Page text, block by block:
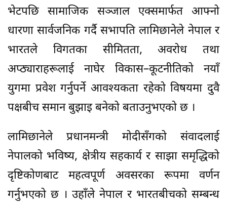
भेटपछि सामाजिक सञ्जाल एक्समार्फत आफ्नो
धारणा सार्वजनिक गर्दै सभापति लामिछानेले नेपाल र
भारतले विगतका सीमितता, अवरोध तथा
अप्ठ्याराहरूलाई नाघेर विकास–कूटनीतिको नयाँ
युगमा प्रवेश गर्नुपर्ने आवश्यकता रहेको विषयमा दुवै
पक्षबीच समान बुझाइ बनेको बताउनुभएको छ ।
लामिछानेले प्रधानमन्त्री मोदीसँगको संवादलाई
नेपालको भविष्य, क्षेत्रीय सहकार्य र साझा समृद्धिको
दृष्टिकोणबाट महत्वपूर्ण अवसरका रूपमा वर्णन
गर्नुभएको छ । उहाँले नेपाल र भारतबीचको सम्बन्ध